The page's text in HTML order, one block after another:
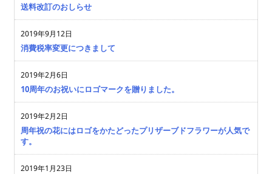
送料改訂のおしらせ
2019年9月12日
消費税率変更につきまして
2019年2月6日
10周年のお祝いにロゴマークを贈りました。
2019年2月2日
周年祝の花にはロゴをかたどったプリザーブドフラワーが人気で
す。
2019年1月23日